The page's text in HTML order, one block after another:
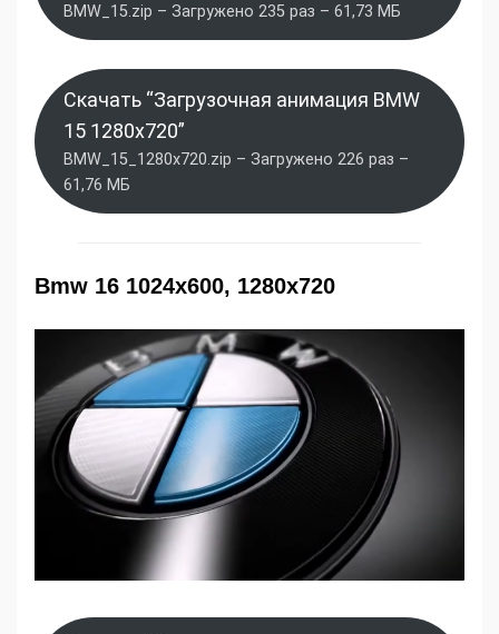
BMW_15.zip – Загружено 235 раз – 61,73 МБ
Скачать “Загрузочная анимация BMW
15 1280x720”
BMW_15_1280x720.zip – Загружено 226 раз –
61,76 МБ
Bmw 16 1024x600, 1280x720